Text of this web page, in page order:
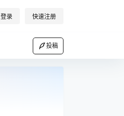
登录 快速注册
投稿